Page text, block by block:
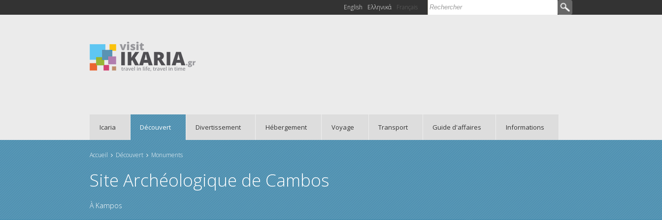
Formulaire de recherche
Rechercher
English Ελληνικά Français
Icaria Découvert Divertissement Hébergement Voyage Transport Guide d'affaires Informations
Accueil Découvert Monuments
Site Archéologique de Cambos
À Kampos